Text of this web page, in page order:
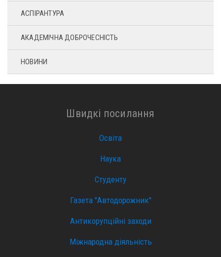
АСПІРАНТУРА
АКАДЕМІЧНА ДОБРОЧЕСНІСТЬ
НОВИНИ
Швидкі посилання
Освіта
Наука
Студенту
Газета "Автодорожник"
Антикорупційні заходи
Міжнародна діяльність